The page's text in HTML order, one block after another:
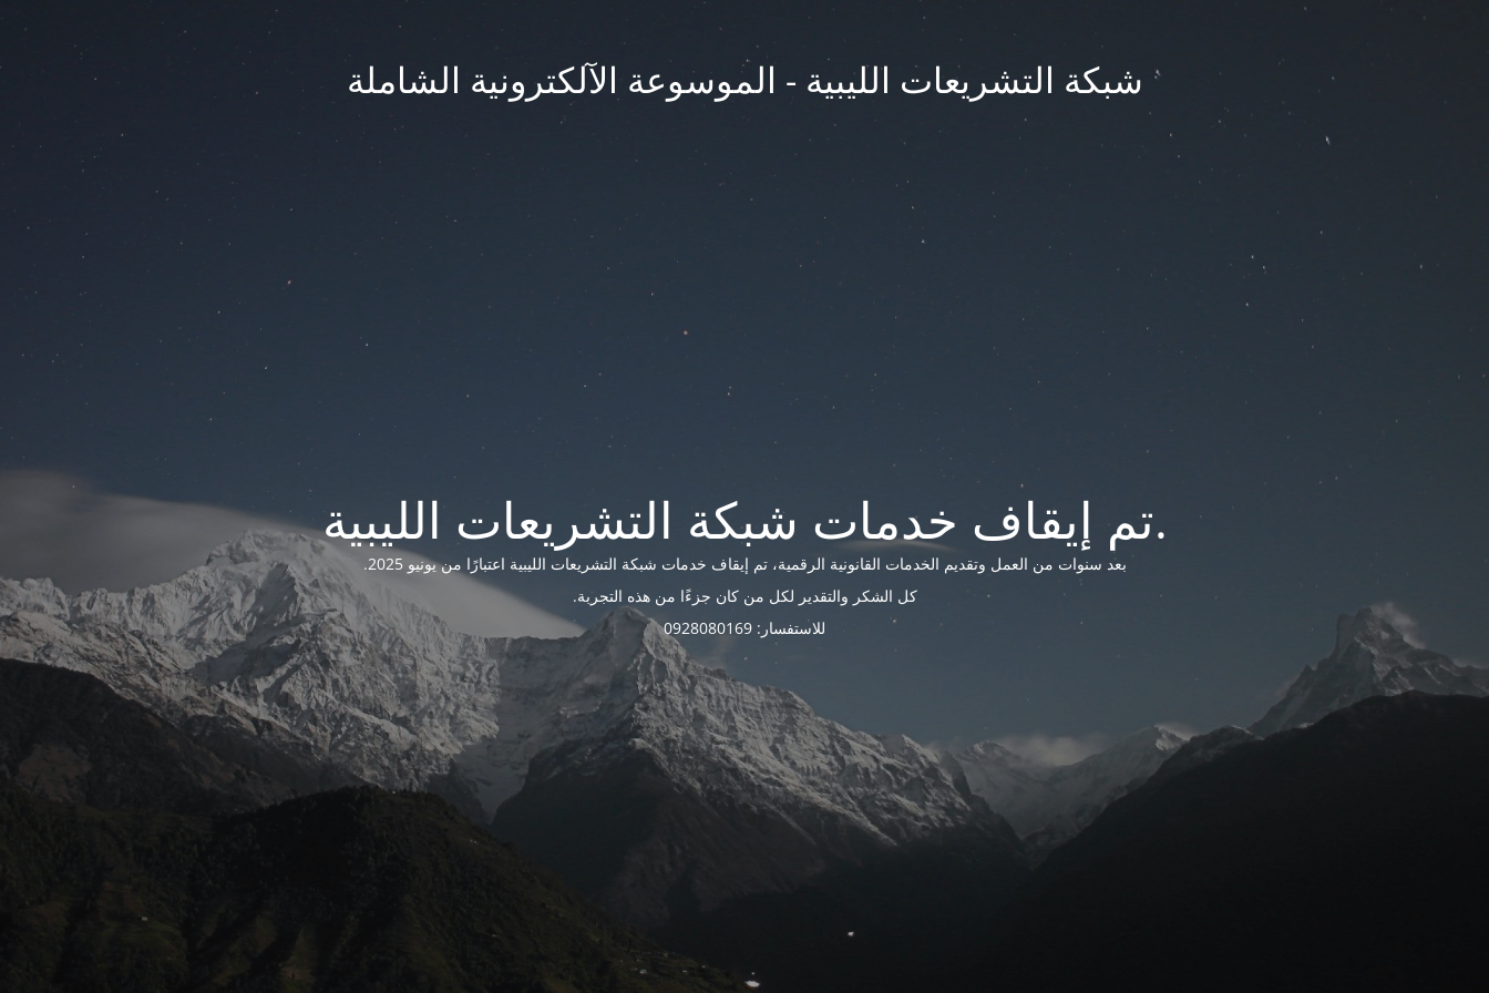
شبكة التشريعات الليبية - الموسوعة الآلكترونية الشاملة
تم إيقاف خدمات شبكة التشريعات الليبية.
بعد سنوات من العمل وتقديم الخدمات القانونية الرقمية، تم إيقاف خدمات شبكة التشريعات الليبية اعتبارًا من يونيو 2025.
كل الشكر والتقدير لكل من كان جزءًا من هذه التجربة.
للاستفسار: 0928080169